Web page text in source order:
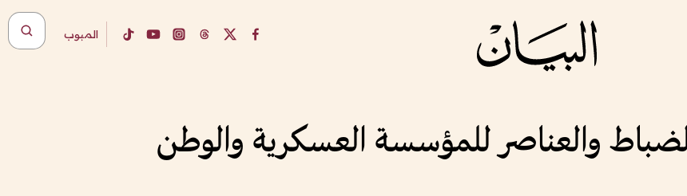
المبوب
الضباط والعناصر للمؤسسة العسكرية والوطن